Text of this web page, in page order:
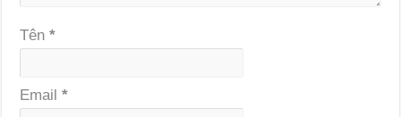
Tên*
Email*